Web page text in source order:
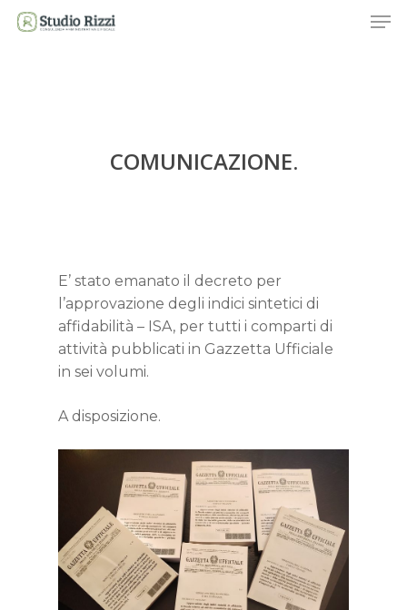
Skip
COMUNICAZIONE.
E’ stato emanato il decreto per
l’approvazione degli indici sintetici di
affidabilità – ISA, per tutti i comparti di
attività pubblicati in Gazzetta Ufficiale
in sei volumi.
A disposizione.